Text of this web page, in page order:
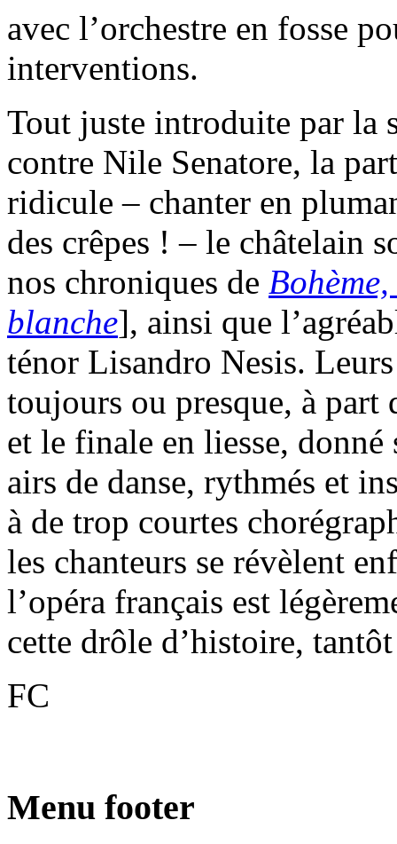
avec l’orchestre en fosse
interventions.
Tout juste introduite par la
contre Nile Senatore, la
ridicule – chanter en
des crêpes ! – le châtelain
nos chroniques de
blanche], ainsi que
ténor Lisandro Nesis.
toujours ou presque, à part
et le finale en liesse,
airs de danse, rythmés et
à de trop courtes
les chanteurs se révèlent
l’opéra français est
cette drôle d’histoire,
FC
Menu footer